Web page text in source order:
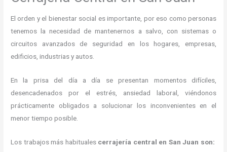
El orden y el bienestar social es importante, por eso como personas
tenemos la necesidad de mantenernos a salvo, con sistemas o
circuitos avanzados de seguridad en los hogares, empresas,
edificios, industrias y autos.
En la prisa del día a día se presentan momentos difíciles,
desencadenados por el estrés, ansiedad laboral, viéndonos
prácticamente obligados a solucionar los inconvenientes en el
menor tiempo posible.
Los trabajos más habitualescerrajería central en San Juan son: